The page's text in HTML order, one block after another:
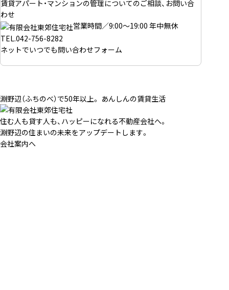
賃貸アパート・マンションの管理についてのご相談、お問い合
わせ
営業時間／9:00～19:00 年中無休
TEL.042-756-8282
ネットでいつでも問い合わせフォーム
淵野辺（ふちのべ）で50年以上。 あんしんの賃貸生活
住む人も貸す人も、ハッピーになれる不動産会社へ。
淵野辺の住まいの未来をアップデートします。
会社案内へ